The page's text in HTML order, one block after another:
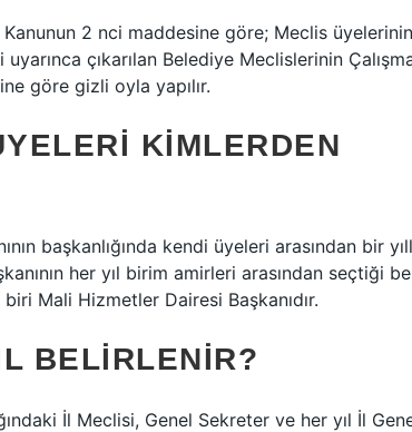
2 nci maddesine göre; Meclis üyelerinin
çıkarılan Belediye Meclislerinin
göre gizli oyla yapılır.
KIMLERDEN
başkanlığında kendi üyeleri arasından bir
her yıl birim amirleri arasından seçtiği
Mali Hizmetler Dairesi Başkanıdır.
BELIRLENIR?
İl Meclisi, Genel Sekreter ve her yıl İl